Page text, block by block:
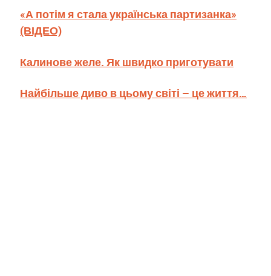
«А потім я стала українська партизанка»
(ВІДЕО)
Калинове желе. Як швидко приготувати
Найбільше диво в цьому світі – це життя…